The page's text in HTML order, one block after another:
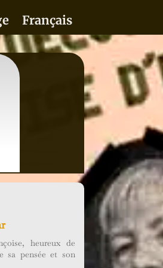
Français
heureux de
sa pensée et son